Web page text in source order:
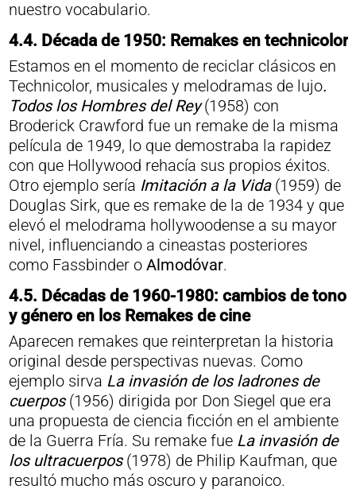
nuestro vocabulario.
4.4. Década de 1950: Remakes en technicolor
Estamos en el momento de reciclar clásicos en
Technicolor, musicales y melodramas de lujo.
Todos los Hombres del Rey(1958) con
Broderick Crawford fue un remake de la misma
película de 1949, lo que demostraba la rapidez
con que Hollywood rehacía sus propios éxitos.
Otro ejemplo sería Imitación a la Vida(1959) de
Douglas Sirk, que es remake de la de 1934 y que
elevó el melodrama hollywoodense a su mayor
nivel, influenciando a cineastas posteriores
como Fassbinder o Almodóvar.
4.5. Décadas de 1960-1980: cambios de tono
y género en los Remakes de cine
Aparecen remakes que reinterpretan la historia
original desde perspectivas nuevas. Como
ejemplo sirva La invasión de los ladrones de
cuerpos(1956) dirigida por Don Siegel que era
una propuesta de ciencia ficción en el ambiente
de la Guerra Fría. Su remake fue La invasión de
los ultracuerpos(1978) de Philip Kaufman, que
resultó mucho más oscuro y paranoico.